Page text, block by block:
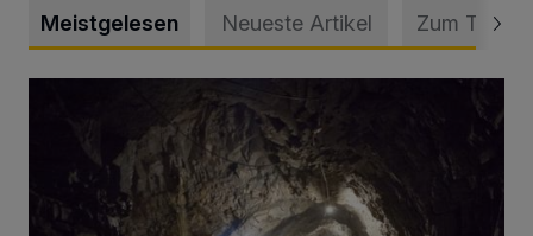
Meistgelesen Neueste Artikel Zum Thema